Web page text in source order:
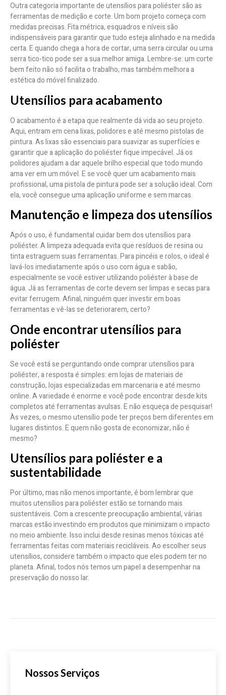
Outra categoria importante de utensílios para poliéster são as
ferramentas de medição e corte. Um bom projeto começa com
medidas precisas. Fita métrica, esquadros e níveis são
indispensáveis para garantir que tudo esteja alinhado e na medida
certa. E quando chega a hora de cortar, uma serra circular ou uma
serra tico-tico pode ser a sua melhor amiga. Lembre-se: um corte
bem feito não só facilita o trabalho, mas também melhora a
estética do móvel finalizado.
Utensílios para acabamento
O acabamento é a etapa que realmente dá vida ao seu projeto.
Aqui, entram em cena lixas, polidores e até mesmo pistolas de
pintura. As lixas são essenciais para suavizar as superfícies e
garantir que a aplicação do poliéster fique impecável. Já os
polidores ajudam a dar aquele brilho especial que todo mundo
ama ver em um móvel. E se você quer um acabamento mais
profissional, uma pistola de pintura pode ser a solução ideal. Com
ela, você consegue uma aplicação uniforme e sem marcas.
Manutenção e limpeza dos utensílios
Após o uso, é fundamental cuidar bem dos utensílios para
poliéster. A limpeza adequada evita que resíduos de resina ou
tinta estraguem suas ferramentas. Para pincéis e rolos, o ideal é
lavá-los imediatamente após o uso com água e sabão,
especialmente se você estiver utilizando poliéster à base de
água. Já as ferramentas de corte devem ser limpas e secas para
evitar ferrugem. Afinal, ninguém quer investir em boas
ferramentas e vê-las se deteriorarem, certo?
Onde encontrar utensílios para
poliéster
Se você está se perguntando onde comprar utensílios para
poliéster, a resposta é simples: em lojas de materiais de
construção, lojas especializadas em marcenaria e até mesmo
online. A variedade é enorme e você pode encontrar desde kits
completos até ferramentas avulsas. E não esqueça de pesquisar!
Às vezes, o mesmo utensílio pode ter preços bem diferentes em
lugares distintos. E quem não gosta de economizar, não é
mesmo?
Utensílios para poliéster e a
sustentabilidade
Por último, mas não menos importante, é bom lembrar que
muitos utensílios para poliéster estão se tornando mais
sustentáveis. Com a crescente preocupação ambiental, várias
marcas estão investindo em produtos que minimizam o impacto
no meio ambiente. Isso inclui desde resinas menos tóxicas até
ferramentas feitas com materiais recicláveis. Ao escolher seus
utensílios, considere também o impacto que eles podem ter no
planeta. Afinal, todos nós temos um papel a desempenhar na
preservação do nosso lar.
Nossos Serviços